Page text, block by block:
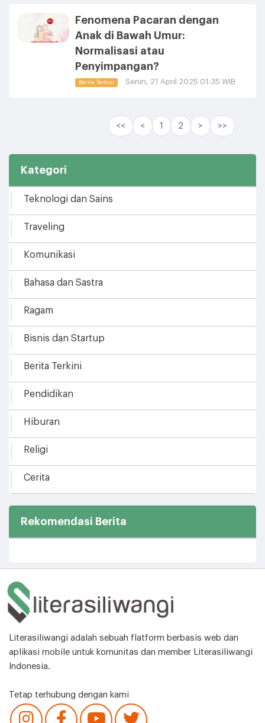
Fenomena Pacaran dengan
Anak di Bawah Umur:
Normalisasi atau
Penyimpangan?
Berita Terkini Senin, 21 April 2025 01:35 WIB
<< < 1 2 > >>
Kategori
Teknologi dan Sains
Traveling
Komunikasi
Bahasa dan Sastra
Ragam
Bisnis dan Startup
Berita Terkini
Pendidikan
Hiburan
Religi
Cerita
Rekomendasi Berita
Literasiliwangi adalah sebuah flatform berbasis web dan
aplikasi mobile untuk komunitas dan member Literasiliwangi
Indonesia.
Tetap terhubung dengan kami